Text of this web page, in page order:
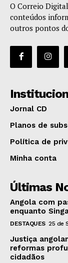
O Correio
conteúdos
outros pontos
Jornal CD
Planos de
Política de
Minha conta
Últimas
Angola com
enquanto
DESTAQUES 25 de
Justiça
reformas
cidadãos